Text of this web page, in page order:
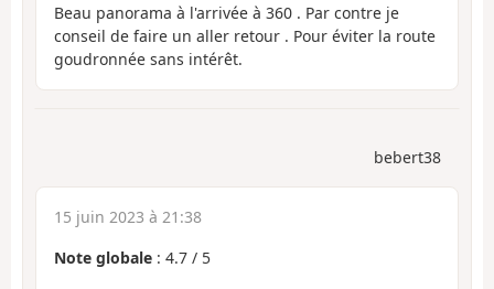
Beau panorama à l'arrivée à 360 . Par contre je
conseil de faire un aller retour . Pour éviter la route
goudronnée sans intérêt.
bebert38
15 juin 2023 à 21:38
Note globale : 4.7 / 5